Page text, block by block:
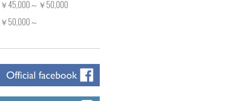
￥45,000～￥50,000
￥50,000～